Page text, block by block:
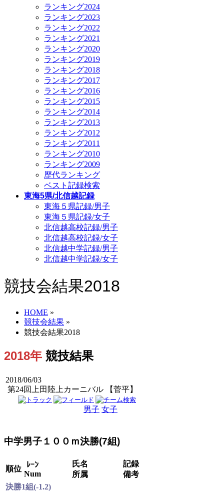
ランキング2024
ランキング2023
ランキング2022
ランキング2021
ランキング2020
ランキング2019
ランキング2018
ランキング2017
ランキング2016
ランキング2015
ランキング2014
ランキング2013
ランキング2012
ランキング2011
ランキング2010
ランキング2009
歴代ランキング
ベスト記録検索
東海5県/北信越記録
東海５県記録/男子
東海５県記録/女子
北信越高校記録/男子
北信越高校記録/女子
北信越中学記録/男子
北信越中学記録/女子
競技会結果2018
HOME »
競技会結果 »
競技会結果2018
2018年 競技結果
2018/06/03
第24回上田陸上カーニバル 【菅平】
男子 女子
中学男子１００ｍ決勝(7組)
順位
ﾚｰﾝ
Num
氏名
所属
記録
備考
決勝1組(-1.2)